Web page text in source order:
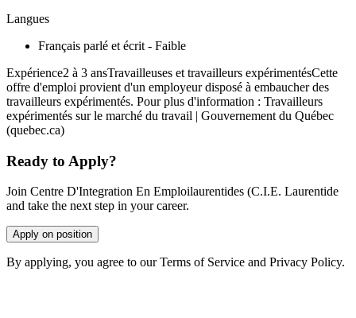
Langues
Français parlé et écrit - Faible
Expérience2 à 3 ansTravailleuses et travailleurs expérimentésCette
offre d'emploi provient d'un employeur disposé à embaucher des
travailleurs expérimentés. Pour plus d'information : Travailleurs
expérimentés sur le marché du travail | Gouvernement du Québec
(quebec.ca)
Ready to Apply?
Join Centre D'Integration En Emploilaurentides (C.I.E. Laurentide
and take the next step in your career.
Apply on position
By applying, you agree to our Terms of Service and Privacy Policy.